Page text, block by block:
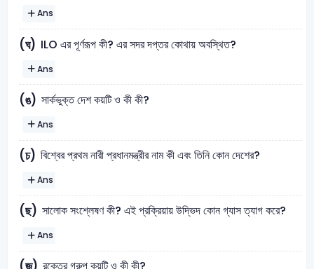
Ans
(ঘ) ILO এর পূর্ণরূপ কী? এর সদর দপ্তর কোথায় অবস্থিত?
Ans
(ঙ) সার্কভুক্ত দেশ কয়টি ও কী কী?
Ans
(চ) বিশ্বের প্রথম নারী প্রধানমন্ত্রীর নাম কী এবং তিনি কোন দেশের?
Ans
(ছ) সালোক সংশ্লেষণ কী? এই প্রক্রিয়ায় উদ্ভিদ কোন গ্যাস ত্যাগ করে?
Ans